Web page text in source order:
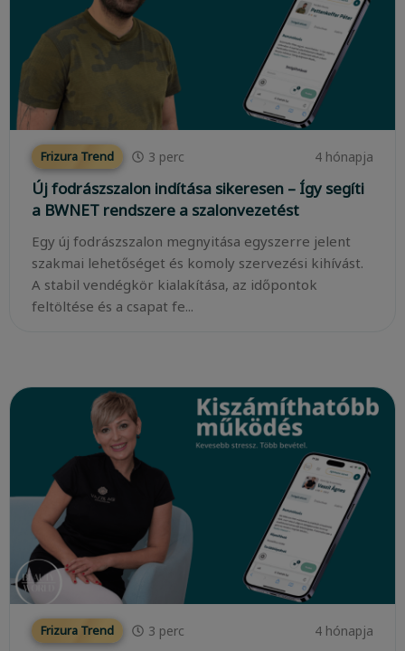
Frizura Trend 3 perc 4 hónapja
Új fodrászszalon indítása sikeresen – Így segíti
a BWNET rendszere a szalonvezetést
Egy új fodrászszalon megnyitása egyszerre jelent
szakmai lehetőséget és komoly szervezési kihívást.
A stabil vendégkör kialakítása, az időpontok
feltöltése és a csapat fe...
Frizura Trend 3 perc 4 hónapja